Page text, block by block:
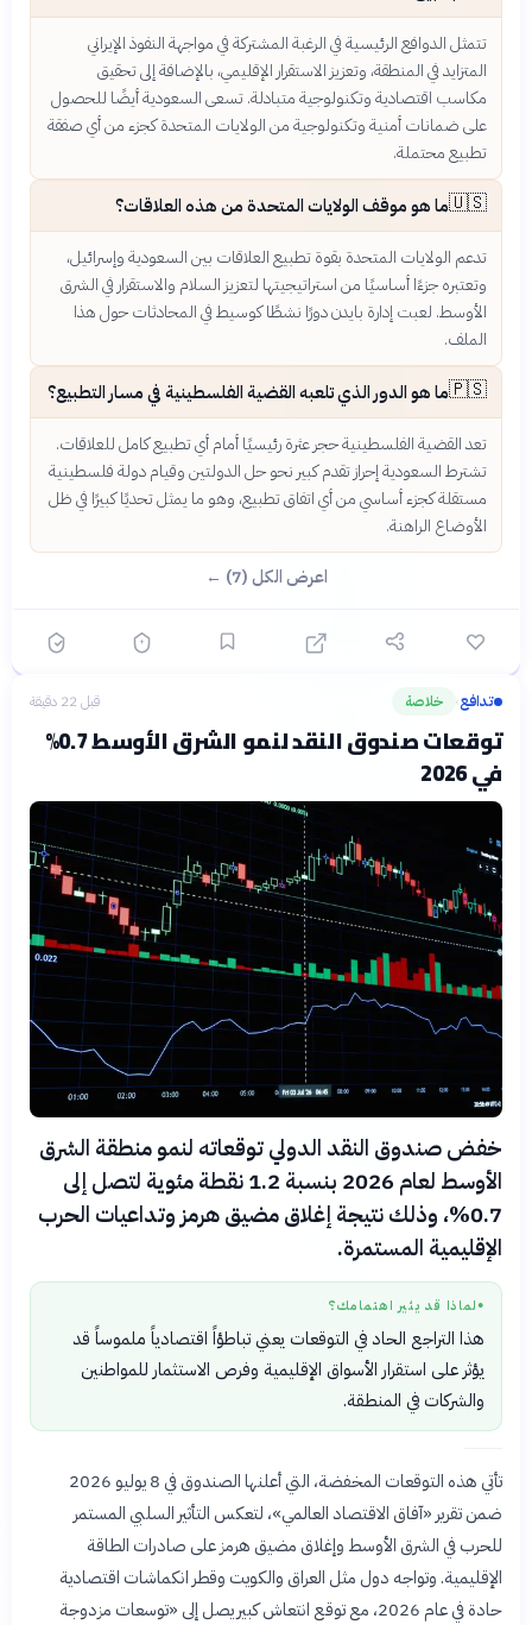
تتمثل الدوافع الرئيسية في الرغبة المشتركة في مواجهة النفوذ الإيراني
المتزايد في المنطقة، وتعزيز الاستقرار الإقليمي، بالإضافة إلى تحقيق
مكاسب اقتصادية وتكنولوجية متبادلة. تسعى السعودية أيضًا للحصول
على ضمانات أمنية وتكنولوجية من الولايات المتحدة كجزء من أي صفقة
تطبيع محتملة.
🇺🇸ما هو موقف الولايات المتحدة من هذه العلاقات؟
تدعم الولايات المتحدة بقوة تطبيع العلاقات بين السعودية وإسرائيل،
وتعتبره جزءًا أساسيًا من استراتيجيتها لتعزيز السلام والاستقرار في الشرق
الأوسط. لعبت إدارة بايدن دورًا نشطًا كوسيط في المحادثات حول هذا
الملف.
🇵🇸ما هو الدور الذي تلعبه القضية الفلسطينية في مسار التطبيع؟
تعد القضية الفلسطينية حجر عثرة رئيسيًا أمام أي تطبيع كامل للعلاقات.
تشترط السعودية إحراز تقدم كبير نحو حل الدولتين وقيام دولة فلسطينية
مستقلة كجزء أساسي من أي اتفاق تطبيع، وهو ما يمثل تحديًا كبيرًا في ظل
الأوضاع الراهنة.
اعرض الكل (7) ←
تدافع› خلاصة قبل 22 دقيقة
توقعات صندوق النقد لنمو الشرق الأوسط 0.7%
في 2026
خفض صندوق النقد الدولي توقعاته لنمو منطقة الشرق
الأوسط لعام 2026 بنسبة 1.2 نقطة مئوية لتصل إلى
0.7%، وذلك نتيجة إغلاق مضيق هرمز وتداعيات الحرب
الإقليمية المستمرة.
● لماذا قد يثير اهتمامك؟
هذا التراجع الحاد في التوقعات يعني تباطؤاً اقتصادياً ملموساً قد
يؤثر على استقرار الأسواق الإقليمية وفرص الاستثمار للمواطنين
والشركات في المنطقة.
تأتي هذه التوقعات المخفضة، التي أعلنها الصندوق في 8 يوليو 2026
ضمن تقرير «آفاق الاقتصاد العالمي»، لتعكس التأثير السلبي المستمر
للحرب في الشرق الأوسط وإغلاق مضيق هرمز على صادرات الطاقة
الإقليمية. وتواجه دول مثل العراق والكويت وقطر انكماشات اقتصادية
حادة في عام 2026، مع توقع انتعاش كبير يصل إلى «توسعات مزدوجة